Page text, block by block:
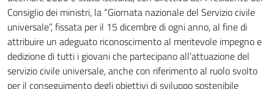
Consiglio dei ministri, la “Giornata nazionale del Servizio civile
universale”, fissata per il 15 dicembre di ogni anno, al fine di
attribuire un adeguato riconoscimento al meritevole impegno e
dedizione di tutti i giovani che partecipano all’attuazione del
servizio civile universale, anche con riferimento al ruolo svolto
per il conseguimento degli obiettivi di sviluppo sostenibile